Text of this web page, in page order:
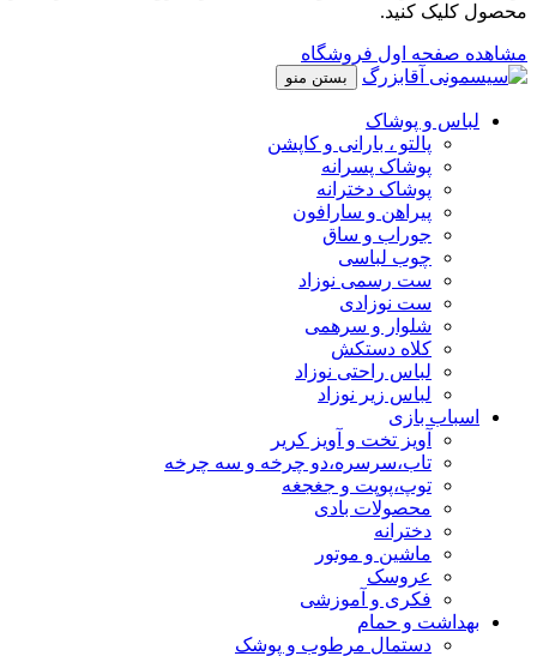
محصول کلیک کنید.
مشاهده صفحه اول فروشگاه
بستن منو
لباس و پوشاک
پالتو ، بارانی و کاپشن
پوشاک پسرانه
پوشاک دخترانه
پیراهن و سارافون
جوراب و ساق
چوب لباسی
ست رسمی نوزاد
ست نوزادی
شلوار و سرهمی
کلاه دستکش
لباس راحتی نوزاد
لباس زیر نوزاد
اسباب بازی
آویز تخت و آویز کریر
تاب،سرسره،دو چرخه و سه چرخه
توپ،پوپت و جغجغه
محصولات بادی
دخترانه
ماشین و موتور
عروسک
فکری و آموزشی
بهداشت و حمام
دستمال مرطوب و پوشک